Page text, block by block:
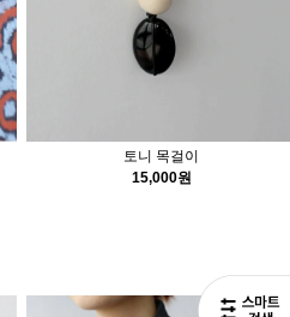
토니 목걸이
15,000원